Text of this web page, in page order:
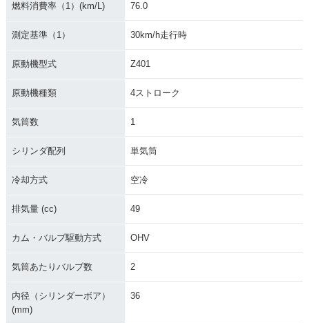
燃料消費率（1）(km/L) 76.0
測定基準（1） 30km/h走行時
原動機型式 Z401
原動機種類 4ストローク
気筒数 1
シリンダ配列 単気筒
冷却方式 空冷
排気量 (cc) 49
カム・バルブ駆動方式 OHV
気筒あたりバルブ数 2
内径（シリンダーボア）
(mm)
36